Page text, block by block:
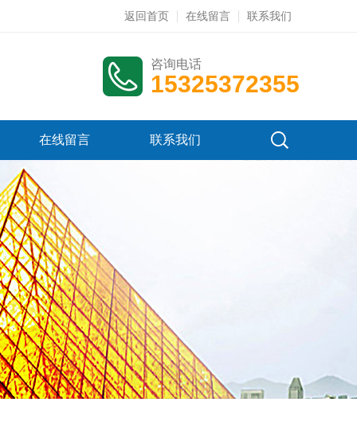
返回首页 在线留言 联系我们
咨询电话
15325372355
在线留言 联系我们